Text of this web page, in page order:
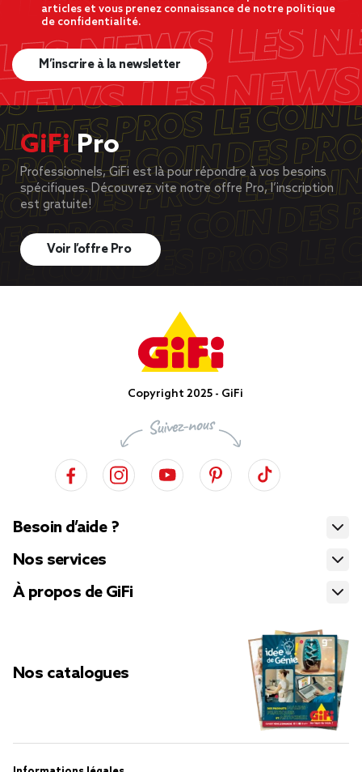
articles et vous prenez connaissance de notre politique
de confidentialité.
M’inscrire à la newsletter
GiFiPro
Professionnels, GiFi est là pour répondre à vos besoins
spécifiques. Découvrez vite notre offre Pro, l’inscription
est gratuite!
Voir l’offre Pro
Copyright 2025 - GiFi
Besoin d’aide ?
Nos services
À propos de GiFi
Nos catalogues